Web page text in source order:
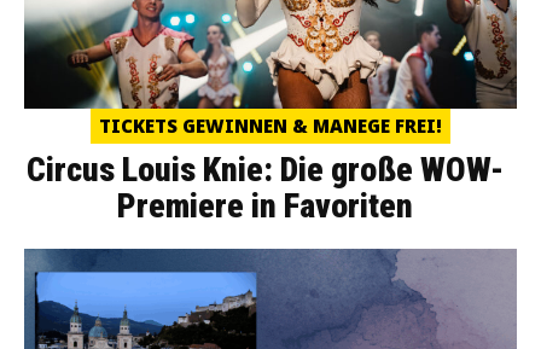
TICKETS GEWINNEN & MANEGE FREI!
Circus Louis Knie: Die große WOW-
Premiere in Favoriten